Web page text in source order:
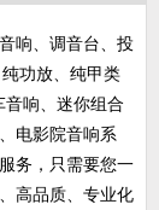
响、调音台、投
功放、纯甲类
响、迷你组合
电影院音响系
务，只需要您一
高品质、专业化